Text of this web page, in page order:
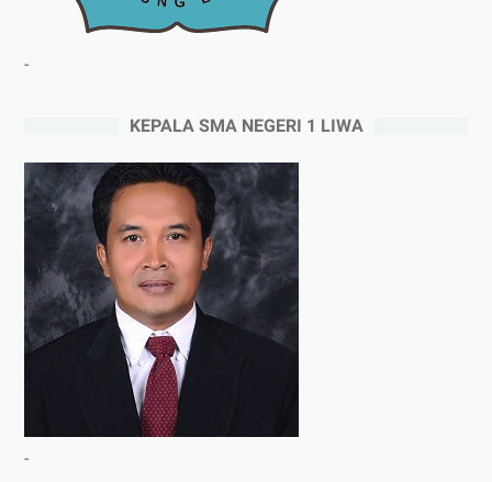
-
KEPALA SMA NEGERI 1 LIWA
-